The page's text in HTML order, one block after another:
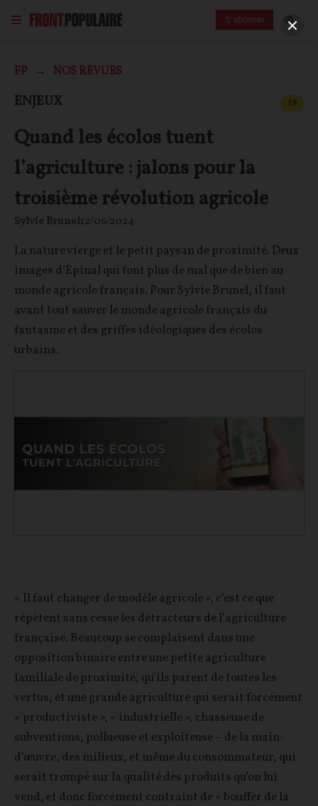
S'abonner
FP NOS REVUES
ENJEUX FP
Quand les écolos tuent
l’agriculture : jalons pour la
troisième révolution agricole
Sylvie Brunel12/06/2024
La nature vierge et le petit paysan de proximité. Deux
images d’Épinal qui font plus de mal que de bien au
monde agricole français. Pour Sylvie Brunel, il faut
avant tout sauver le monde agricole français du
fantasme et des griffes idéologiques des écolos
urbains.
« Il faut changer de modèle agricole », c’est ce que
répètent sans cesse les détracteurs de l’agriculture
française. Beaucoup se complaisent dans une
opposition binaire entre une petite agriculture
familiale de proximité, qu’ils parent de toutes les
vertus, et une grande agriculture qui serait forcément
« productiviste », « industrielle », chasseuse de
subventions, pollueuse et exploiteuse – de la main-
d’œuvre, des milieux, et même du consommateur, qui
serait trompé sur la qualité des produits qu’on lui
vend, et donc forcément contraint de « bouffer de la